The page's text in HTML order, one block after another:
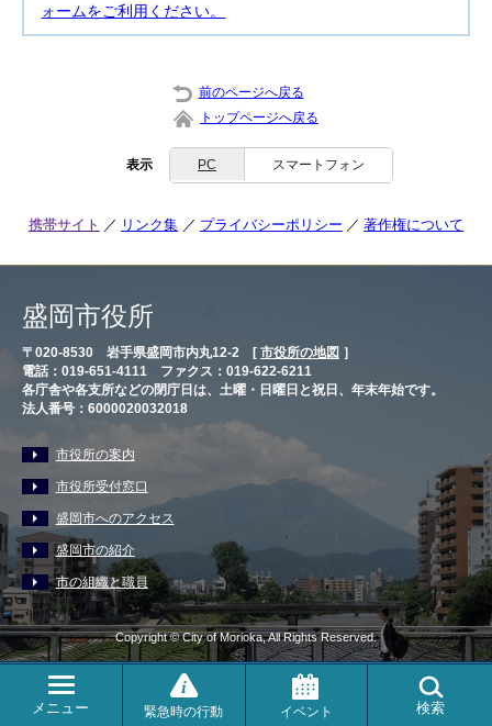
ォームをご利用ください。
前のページへ戻る
トップページへ戻る
表示 PC スマートフォン
メニュー 緊急時の行動 イベント 検索
携帯サイト リンク集 プライバシーポリシー 著作権について
盛岡市役所
〒020-8530 岩手県盛岡市内丸12-2 [ 市役所の地図 ］
電話：019-651-4111 ファクス：019-622-6211
各庁舎や各支所などの閉庁日は、土曜・日曜日と祝日、年末年始です。
法人番号：6000020032018
市役所の案内
市役所受付窓口
盛岡市へのアクセス
盛岡市の紹介
市の組織と職員
Copyright © City of Morioka, All Rights Reserved.